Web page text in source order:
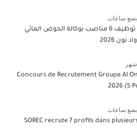
بضع ساعات
مباراة توظيف 6 مناصب بوكالة الحوض المائي
نون 2026
Concours de Recrutement Groupe Al
2026 (5
بضع ساعات
SOREC recrute 7 profils dans